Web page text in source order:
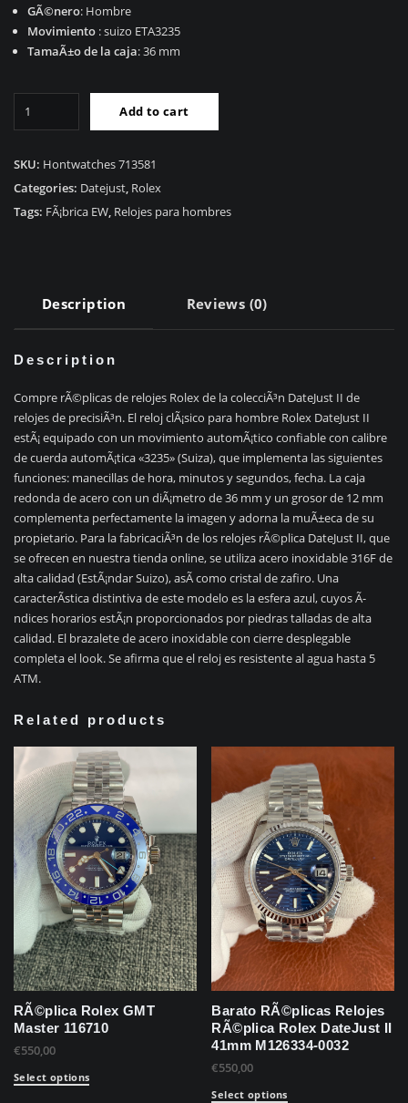
GÃ©nero: Hombre
Movimiento : suizo ETA3235
TamaÃ±o de la caja: 36 mm
M126234-
0037
quantity
Add to cart
SKU: Hontwatches 713581
Categories: Datejust, Rolex
Tags: FÃ¡brica EW, Relojes para hombres
Description Reviews (0)
Description
Compre rÃ©plicas de relojes Rolex de la colecciÃ³n DateJust II de
relojes de precisiÃ³n. El reloj clÃ¡sico para hombre Rolex DateJust II
estÃ¡ equipado con un movimiento automÃ¡tico confiable con calibre
de cuerda automÃ¡tica «3235» (Suiza), que implementa las siguientes
funciones: manecillas de hora, minutos y segundos, fecha. La caja
redonda de acero con un diÃ¡metro de 36 mm y un grosor de 12 mm
complementa perfectamente la imagen y adorna la muÃ±eca de su
propietario. Para la fabricaciÃ³n de los relojes rÃ©plica DateJust II, que
se ofrecen en nuestra tienda online, se utiliza acero inoxidable 316F de
alta calidad (EstÃ¡ndar Suizo), asÃ­ como cristal de zafiro. Una
caracterÃ­stica distintiva de este modelo es la esfera azul, cuyos Ã­
ndices horarios estÃ¡n proporcionados por piedras talladas de alta
calidad. El brazalete de acero inoxidable con cierre desplegable
completa el look. Se afirma que el reloj es resistente al agua hasta 5
ATM.
Related products
RÃ©plica Rolex GMT
Master 116710
€550,00
Select options
Barato RÃ©plicas Relojes
RÃ©plica Rolex DateJust II
41mm M126334-0032
€550,00
Select options